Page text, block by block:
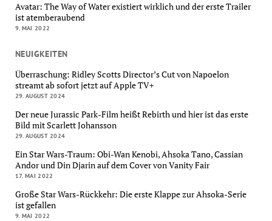
Avatar: The Way of Water existiert wirklich und der erste Trailer
ist atemberaubend
9. MAI 2022
NEUIGKEITEN
Überraschung: Ridley Scotts Director’s Cut von Napoelon
streamt ab sofort jetzt auf Apple TV+
29. AUGUST 2024
Der neue Jurassic Park-Film heißt Rebirth und hier ist das erste
Bild mit Scarlett Johansson
29. AUGUST 2024
Ein Star Wars-Traum: Obi-Wan Kenobi, Ahsoka Tano, Cassian
Andor und Din Djarin auf dem Cover von Vanity Fair
17. MAI 2022
Große Star Wars-Rückkehr: Die erste Klappe zur Ahsoka-Serie
ist gefallen
9. MAI 2022